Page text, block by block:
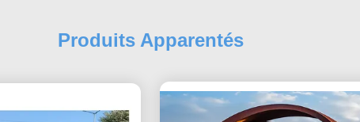
Produits Apparentés